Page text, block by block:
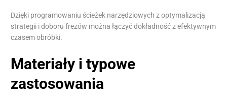
Dzięki programowaniu ścieżek narzędziowych z optymalizacją
strategii i doboru frezów można łączyć dokładność z efektywnym
czasem obróbki.
Materiały i typowe
zastosowania